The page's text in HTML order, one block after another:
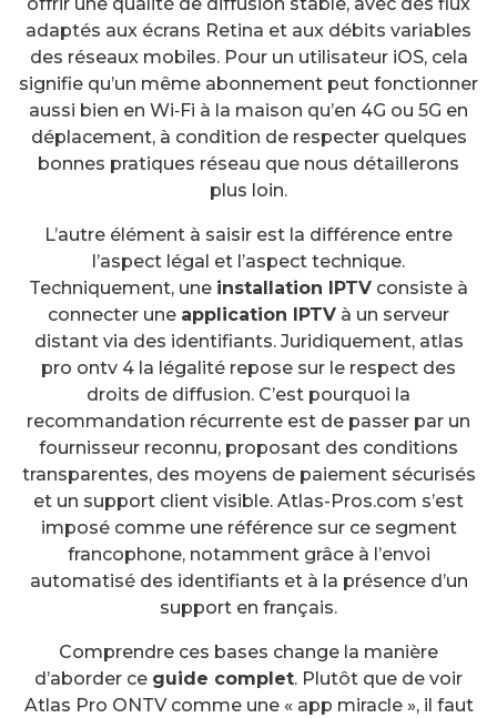
offrir une qualité de diffusion stable, avec des flux
adaptés aux écrans Retina et aux débits variables
des réseaux mobiles. Pour un utilisateur iOS, cela
signifie qu’un même abonnement peut fonctionner
aussi bien en Wi‑Fi à la maison qu’en 4G ou 5G en
déplacement, à condition de respecter quelques
bonnes pratiques réseau que nous détaillerons
plus loin.
L’autre élément à saisir est la différence entre
l’aspect légal et l’aspect technique.
Techniquement, une installation IPTV consiste à
connecter une application IPTV à un serveur
distant via des identifiants. Juridiquement, atlas
pro ontv 4 la légalité repose sur le respect des
droits de diffusion. C’est pourquoi la
recommandation récurrente est de passer par un
fournisseur reconnu, proposant des conditions
transparentes, des moyens de paiement sécurisés
et un support client visible. Atlas-Pros.com s’est
imposé comme une référence sur ce segment
francophone, notamment grâce à l’envoi
automatisé des identifiants et à la présence d’un
support en français.
Comprendre ces bases change la manière
d’aborder ce guide complet. Plutôt que de voir
Atlas Pro ONTV comme une « app miracle », il faut